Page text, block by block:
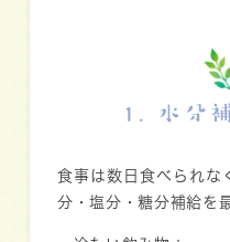
1. 水分
食事は数日食べられな
分・塩分・糖分補給を